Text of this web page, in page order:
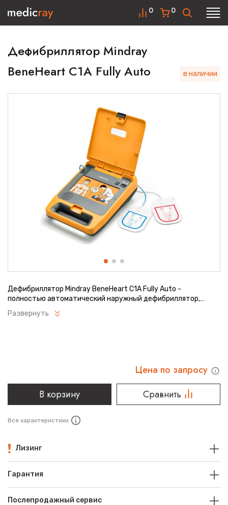
0
0
Дефибриллятор Mindray
BeneHeart C1A Fully Auto
в наличии
Дефибриллятор Mindray BeneHeart C1A Fully Auto -
полностью автоматический наружный дефибриллятор,
предназначенный для экстренного оказания помощи
пациенту с нарушениями ритма сердца и проведения
Развернуть
Цена по запросу
В корзину
Сравнить
Все характеристики
Лизинг
Гарантия
Послепродажный сервис